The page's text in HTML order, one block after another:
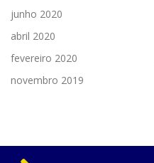
junho 2020
abril 2020
fevereiro 2020
novembro 2019